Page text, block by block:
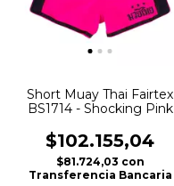
Short Muay Thai Fairtex
BS1714 - Shocking Pink
$102.155,04
$81.724,03 con
Transferencia Bancaria